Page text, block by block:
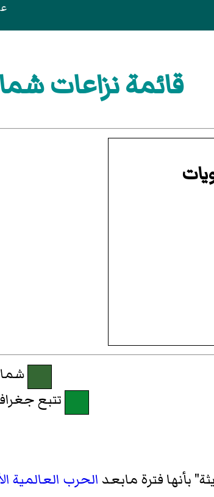
قائمة نزاعات
تتبع
بأنها فترة مابعد الحرب العالمية